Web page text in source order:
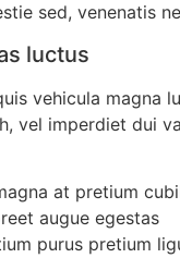
sed, venenatis
luctus
vehicula magna
vel imperdiet dui
at pretium
augue egestas
purus pretium